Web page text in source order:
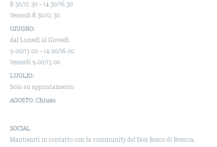
8.30/12.30 – 14.30/16.30
Venerdì 8.30/12.30
GIUGNO:
dal Lunedì al Giovedì
9.00/13.00 – 14.00/16.00
Venerdì 9.00/13.00
LUGLIO:
Solo su appuntamento
AGOSTO: Chiuso
SOCIAL
Mantieniti in contatto con la community del Don Bosco di Brescia,